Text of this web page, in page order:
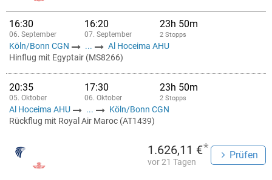
16:30
06. September
16:20
07. September
23h 50m
2 Stopps
Köln/Bonn CGN ...
Al Hoceima AHU
Hinflug mit Egyptair (MS8266)
20:35
05. Oktober
17:30
06. Oktober
23h 50m
2 Stopps
Al Hoceima AHU ...
Köln/Bonn CGN
Rückflug mit Royal Air Maroc (AT1439)
1.626,11 €*
vor 21 Tagen
Prüfen